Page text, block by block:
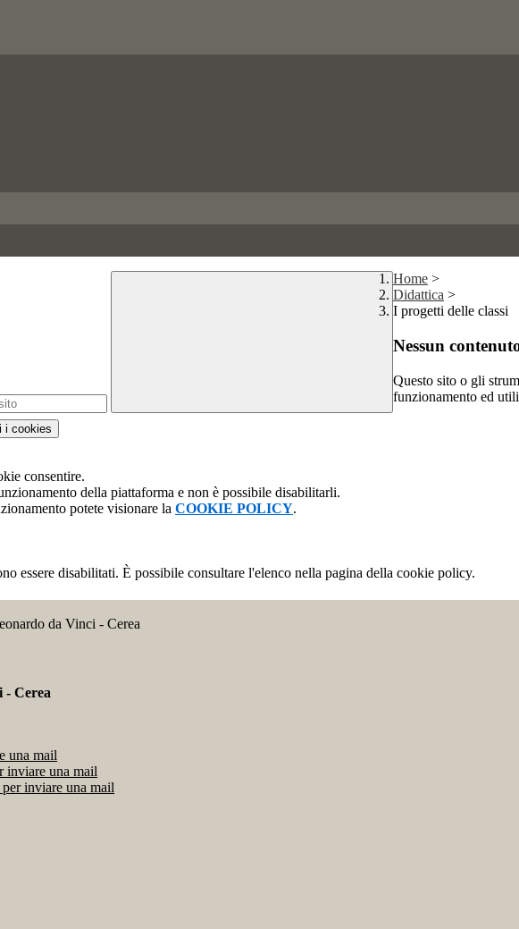
Home >
Didattica >
I progetti delle classi
Nessun
Questo sito o gli
funzionamento ed
i cookies
consentire.
della piattaforma e non è possibile disabilitarli.
potete visionare la COOKIE POLICY.
essere disabilitati. È possibile consultare l'elenco nella pagina della cookie policy.
da Vinci - Cerea
- Cerea
una mail
inviare una mail
inviare una mail